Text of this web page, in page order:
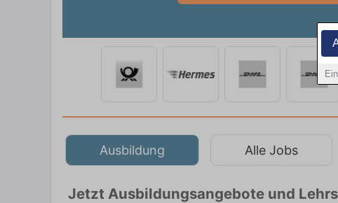
Ausbildung Alle Jobs
Jetzt Ausbildungsangebote und